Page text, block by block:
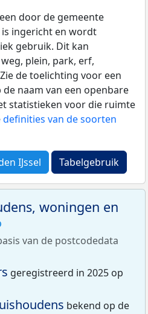
door de gemeente
ingericht en wordt
gebruik. Dit kan
plein, park, erf,
de toelichting voor een
naam van een openbare
statistieken voor die ruimte
definities van de soorten
IJssel Tabelgebruik
woningen en
van de postcodedata
geregistreerd in 2025 op
bekend op de